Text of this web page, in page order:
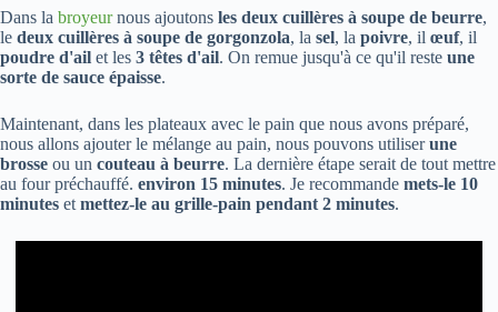
Dans la broyeurnous ajoutons les deux cuillères à soupe de beurre,
le deux cuillères à soupe de gorgonzola, la sel, la poivre, il œuf, il
poudre d'ail et les 3 têtes d'ail. On remue jusqu'à ce qu'il reste une
sorte de sauce épaisse.
Maintenant, dans les plateaux avec le pain que nous avons préparé,
nous allons ajouter le mélange au pain, nous pouvons utiliserune
brosse ou un couteau à beurre. La dernière étape serait de tout mettre
au four préchauffé. environ 15 minutes. Je recommande mets-le 10
minutes et mettez-le au grille-pain pendant 2 minutes.